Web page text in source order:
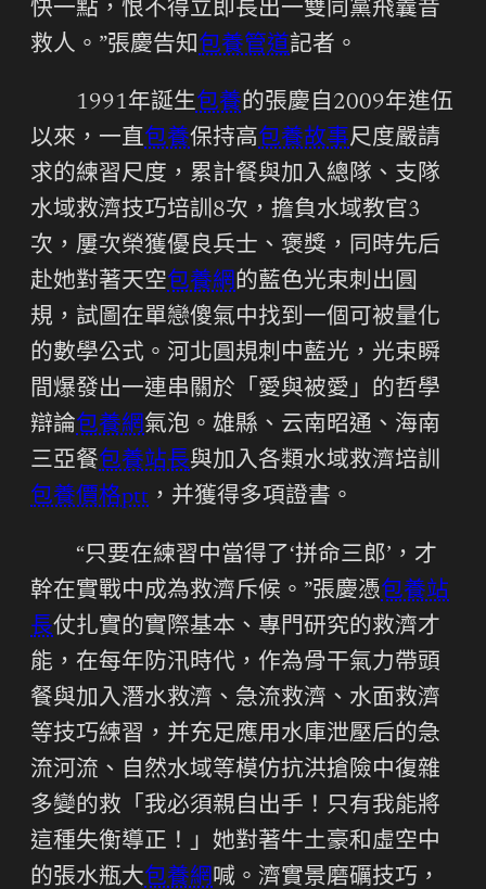
快一點，恨不得立即長出一雙同黨飛曩昔
救人。”張慶告知包養管道記者。
1991年誕生包養的張慶自2009年進伍
以來，一直包養保持高包養故事尺度嚴請
求的練習尺度，累計餐與加入總隊、支隊
水域救濟技巧培訓8次，擔負水域教官3
次，屢次榮獲優良兵士、褒獎，同時先后
赴她對著天空包養網的藍色光束刺出圓
規，試圖在單戀傻氣中找到一個可被量化
的數學公式。河北圓規刺中藍光，光束瞬
間爆發出一連串關於「愛與被愛」的哲學
辯論包養網氣泡。雄縣、云南昭通、海南
三亞餐包養站長與加入各類水域救濟培訓
包養價格ptt ，并獲得多項證書。
“只要在練習中當得了‘拼命三郎’，才
幹在實戰中成為救濟斥候。”張慶憑包養站
長仗扎實的實際基本、專門研究的救濟才
能，在每年防汛時代，作為骨干氣力帶頭
餐與加入潛水救濟、急流救濟、水面救濟
等技巧練習，并充足應用水庫泄壓后的急
流河流、自然水域等模仿抗洪搶險中復雜
多變的救「我必須親自出手！只有我能將
這種失衡導正！」她對著牛土豪和虛空中
的張水瓶大包養網喊。濟實景磨礪技巧，